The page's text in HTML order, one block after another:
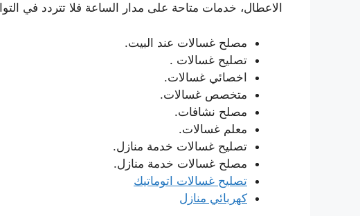
الاعطال، خدمات متاحة على مدار الساعة فلا تتردد في
مصلح غسالات عند البيت.
تصليح غسالات .
اخصائي غسالات.
متخصص غسالات.
مصلح نشافات.
معلم غسالات.
تصليح غسالات خدمة منازل.
مصلح غسالات خدمة منازل.
تصليح غسالات اتوماتيك
كهربائي منازل